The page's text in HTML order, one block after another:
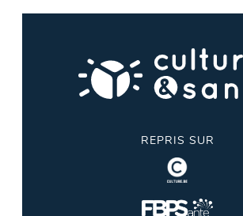
REPRIS SUR